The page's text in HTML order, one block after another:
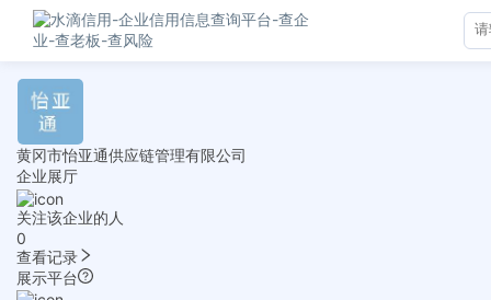
黄冈市怡亚通供应链管理有限公司
企业展厅
关注该企业的人
0
查看记录
展示平台